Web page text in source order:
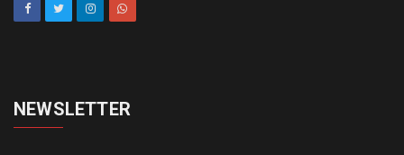
NEWSLETTER